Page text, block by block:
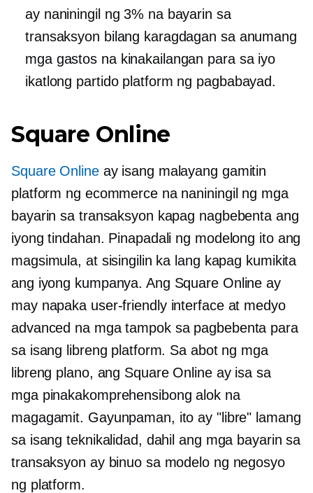
ay naniningil ng 3% na bayarin sa
transaksyon bilang karagdagan sa anumang
mga gastos na kinakailangan para sa iyo
ikatlong partidoplatform ng pagbabayad.
Square Online
Square Onlineay isang malayang gamitin
platform ng ecommerce na naniningil ng mga
bayarin sa transaksyon kapag nagbebenta ang
iyong tindahan. Pinapadali ng modelong ito ang
magsimula, at sisingilin ka lang kapag kumikita
ang iyong kumpanya. Ang Square Online ay
may napaka user-friendlyinterface at medyo
advanced na mga tampok sa pagbebenta para
sa isang libreng platform. Sa abot ng mga
libreng plano, ang Square Online ay isa sa
mga pinakakomprehensibong alok na
magagamit. Gayunpaman, ito ay "libre" lamang
sa isang teknikalidad, dahil ang mga bayarin sa
transaksyon ay binuo sa modelo ng negosyo
ng platform.